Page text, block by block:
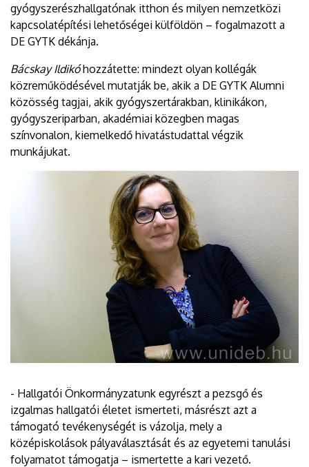
gyógyszerészhallgatónak itthon és milyen nemzetközi
kapcsolatépítési lehetőségei külföldön – fogalmazott a
DE GYTK dékánja.
Bácskay Ildikóhozzátette: mindezt olyan kollégák
közreműködésével mutatják be, akik a DE GYTK Alumni
közösség tagjai, akik gyógyszertárakban, klinikákon,
gyógyszeriparban, akadémiai közegben magas
színvonalon, kiemelkedő hivatástudattal végzik
munkájukat.
- Hallgatói Önkormányzatunk egyrészt a pezsgő és
izgalmas hallgatói életet ismerteti, másrészt azt a
támogató tevékenységét is vázolja, mely a
középiskolások pályaválasztását és az egyetemi tanulási
folyamatot támogatja – ismertette a kari vezető.